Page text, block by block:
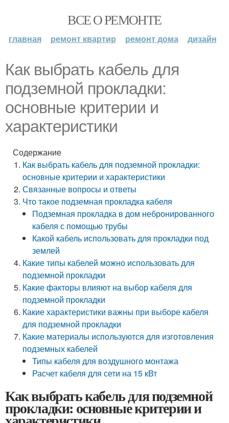
ВСЕ О РЕМОНТЕ
главная ремонт квартир ремонт дома дизайн
Как выбрать кабель для
подземной прокладки:
основные критерии и
характеристики
Содержание
Как выбрать кабель для подземной прокладки:
основные критерии и характеристики
Связанные вопросы и ответы
Что такое подземная прокладка кабеля
Подземная прокладка в дом небронированного
кабеля с помощью трубы
Какой кабель использовать для прокладки под
землей
Какие типы кабелей можно использовать для
подземной прокладки
Какие факторы влияют на выбор кабеля для
подземной прокладки
Какие характеристики важны при выборе кабеля
для подземной прокладки
Какие материалы используются для изготовления
подземных кабелей
Типы кабеля для воздушного монтажа
Расчет кабеля для сети на 15 кВт
Как выбрать кабель для подземной
прокладки: основные критерии и